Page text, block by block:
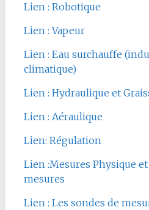
Lien : Robotique
Lien : Vapeur
Lien : Eau surchauffe
climatique)
Lien : Hydraulique et
Lien : Aéraulique
Lien: Régulation
Lien :Mesures Physique
mesures
Lien : Les sondes de